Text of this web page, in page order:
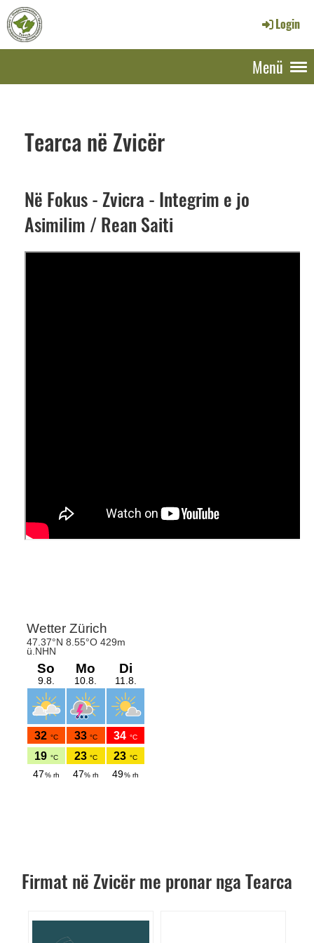
Login
Menü
Tearca në Zvicër
Në Fokus - Zvicra - Integrim e jo
Asimilim / Rean Saiti
Firmat në Zvicër me pronar nga Tearca